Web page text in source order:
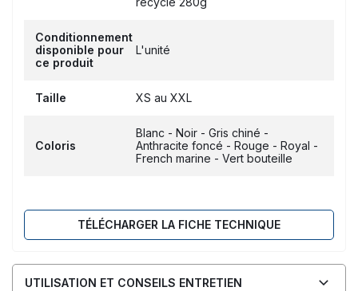
Conditionnement
disponible pour
ce produit
L'unité
Taille XS au XXL
Coloris
Blanc - Noir - Gris chiné -
Anthracite foncé - Rouge - Royal -
French marine - Vert bouteille
TÉLÉCHARGER LA FICHE TECHNIQUE
UTILISATION ET CONSEILS ENTRETIEN